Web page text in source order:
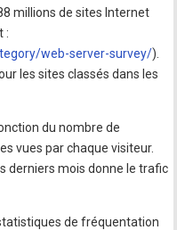
millions de sites Internet
:
web-server-survey/).
les sites classés dans les
du nombre de
vues par chaque visiteur.
derniers mois donne le trafic
de fréquentation